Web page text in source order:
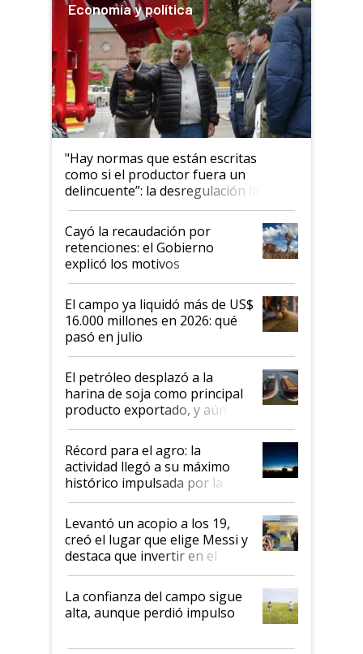
Economía y política
"Hay normas que están escritas
como si el productor fuera un
delincuente”: la desregulación llegó
al Congreso Aapresid y hasta se
habló del financiamiento al IPCVA
Cayó la recaudación por
retenciones: el Gobierno
explicó los motivos
El campo ya liquidó más de US$
16.000 millones en 2026: qué
pasó en julio
El petróleo desplazó a la
harina de soja como principal
producto exportado, y aún así
el agro aportó casi seis de cada
diez dólares y sostuvo el
liderazgo en un semestre
récord
Récord para el agro: la
actividad llegó a su máximo
histórico impulsada por la
cosecha y las exportaciones
Levantó un acopio a los 19,
creó el lugar que elige Messi y
destaca que invertir en el
kirchnerismo era como "darle
plata a un hijo para droga":
Juan Félix Rossetti, el libertario
que de una dura crisis salió
La confianza del campo sigue
alta, aunque perdió impulso